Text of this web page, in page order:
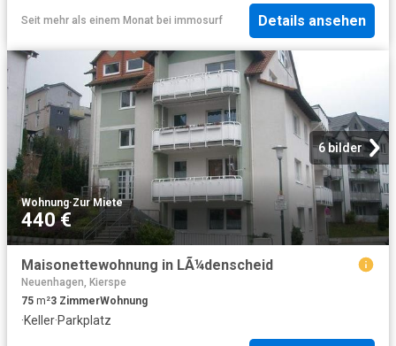
Seit mehr als einem Monat bei immosurf Details ansehen
6 bilder
Wohnung·Zur Miete
440 €
Maisonettewohnung in LÃ¼denscheid
Neuenhagen, Kierspe
75 m²3 ZimmerWohnung
·Keller·Parkplatz